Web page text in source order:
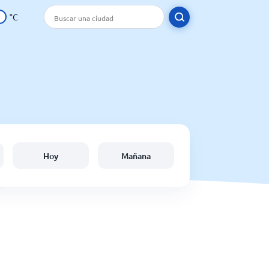
°C
Hoy Mañana